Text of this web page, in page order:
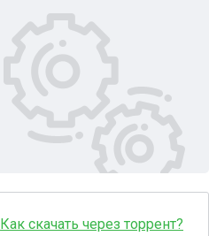
Как скачать через торрент?